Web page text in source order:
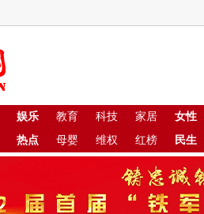
娱乐 教育 科技 家居
女性
热点 母婴 维权 红榜 民生